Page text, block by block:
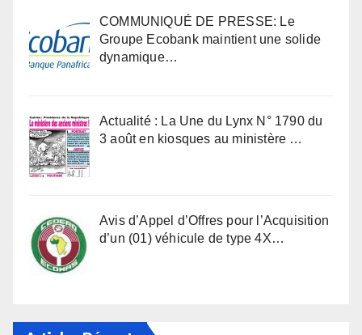
COMMUNIQUÉ DE PRESSE: Le
Groupe Ecobank maintient une solide
dynamique…
Actualité : La Une du Lynx N° 1790 du
3 août en kiosques au ministère …
Avis d’Appel d’Offres pour l’Acquisition
d’un (01) véhicule de type 4X…